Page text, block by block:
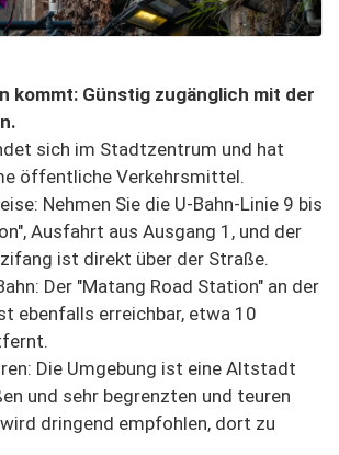
kommt: Günstig zugänglich mit der
sich im Stadtzentrum und hat
öffentliche Verkehrsmittel.
Nehmen Sie die U-Bahn-Linie 9 bis
Ausfahrt aus Ausgang 1, und der
ist direkt über der Straße.
Der "Matang Road Station" an der
ebenfalls erreichbar, etwa 10
Die Umgebung ist eine Altstadt
und sehr begrenzten und teuren
dringend empfohlen, dort zu